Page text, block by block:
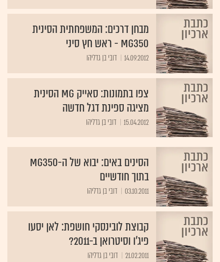
מבחן דרכים: המשפחתית הסינית
MG350 - ראש חץ סיני
14.09.2012 דובי בן גדליהו
צפו בתמונות: סאייק MG הסינית
מציגה ספינת דגל חדשה
15.04.2012 דובי בן גדליהו
הסינים באים: יבוא של ה-MG350
בתוך חודשיים
03.10.2011 דובי בן גדליהו
קבוצת לובינסקי חושפת: לאן יסעו
פיג'ו וסיטרואן ב-2011?
21.02.2011 דובי בן גדליהו